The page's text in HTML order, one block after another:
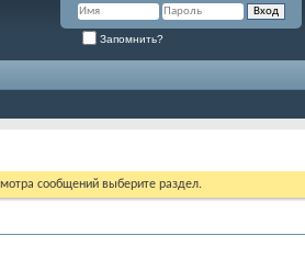
Запомнить?
сообщений выберите раздел.